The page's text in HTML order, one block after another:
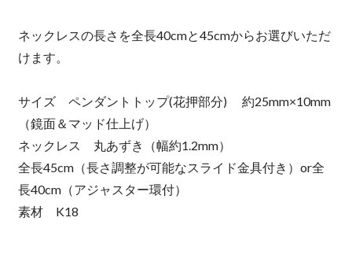
ネックレスの長さを全長40cmと45cmからお選びいただ
けます。
サイズ ペンダントトップ(花押部分) 約25mm×10mm
（鏡面＆マッド仕上げ）
ネックレス 丸あずき（幅約1.2mm）
全長45cm（長さ調整が可能なスライド金具付き）or全
長40cm（アジャスター環付）
素材 K18